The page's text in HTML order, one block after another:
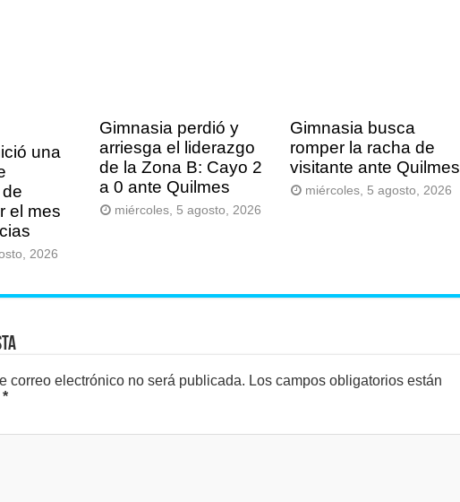
una
el mes
2026
Gimnasia perdió y
arriesga el liderazgo
de la Zona B: Cayo 2
a 0 ante Quilmes
miércoles, 5 agosto, 2026
Gimnasia busca
romper la racha de
visitante ante Quilmes
miércoles, 5 agosto, 2026
correo electrónico no será publicada. Los campos obligatorios están
*